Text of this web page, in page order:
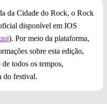
da Cidade do Rock, o Rock
disponível em IOS
). Por meio da plataforma,
sobre esta edição,
todos os tempos,
do festival.